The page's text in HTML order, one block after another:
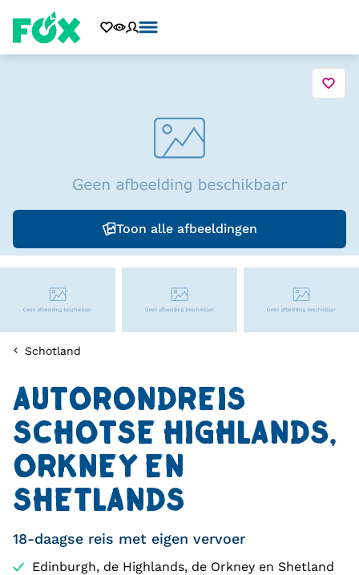
Toon alle afbeeldingen
Schotland
AUTORONDREIS
SCHOTSE HIGHLANDS,
ORKNEY EN
SHETLANDS
18-daagse reis met eigen vervoer
Edinburgh, de Highlands, de Orkney en Shetland